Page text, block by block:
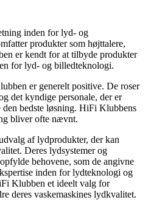
inden for lyd- og
produkter som højttalere,
er kendt for at tilbyde produkter
for lyd- og billedteknologi.
er generelt positive. De roser
det kyndige personale, der er
bedste løsning. HiFi Klubbens
bliver ofte nævnt.
af lydprodukter, der kan
Deres lydsystemer og
behovene, som de angivne
inden for lydteknologi og
Klubben et ideelt valg for
deres vaskemaskines lydkvalitet.